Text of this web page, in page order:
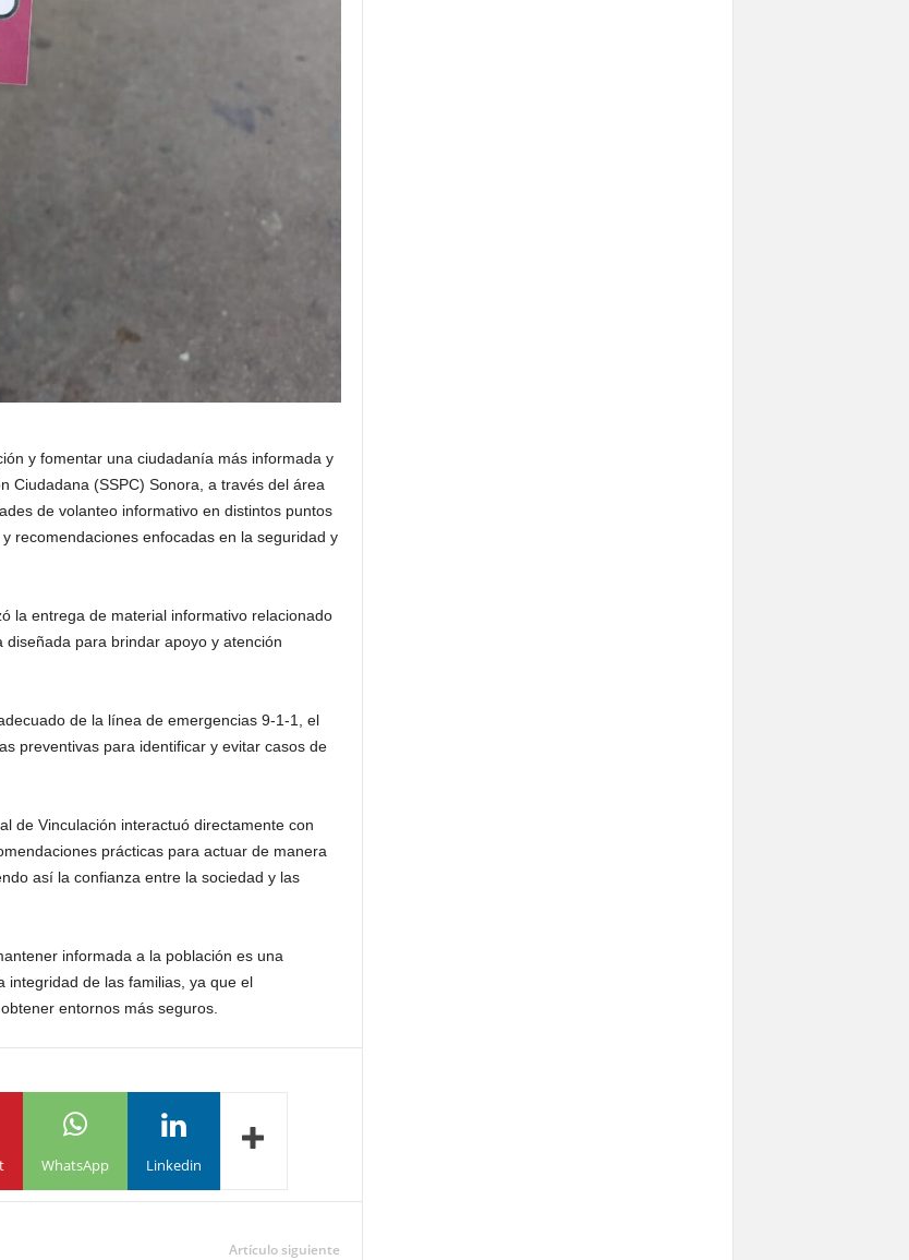
y fomentar una ciudadanía más informada y
Ciudadana (SSPC) Sonora, a través del área
de volanteo informativo en distintos puntos
recomendaciones enfocadas en la seguridad y
la entrega de material informativo relacionado
para brindar apoyo y atención
de la línea de emergencias 9-1-1, el
preventivas para identificar y evitar casos de
de Vinculación interactuó directamente con
prácticas para actuar de manera
así la confianza entre la sociedad y las
informada a la población es una
integridad de las familias, ya que el
entornos más seguros.
WhatsApp Linkedin
Artículo siguiente